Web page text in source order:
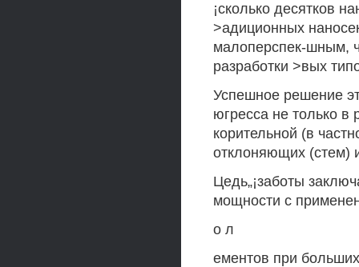
¡сколько десятков
>адиционных
малоперспек-шным,
разработки >вых
Успешное решение
югресса не только в
корительной (в
отклоняющих (стем)
Цедь„¡заботы
мощности с
о л
ементов при